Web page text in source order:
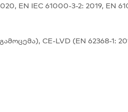
EN IEC 61000-3-2: 2019, EN
CE-LVD (EN 62368-1: